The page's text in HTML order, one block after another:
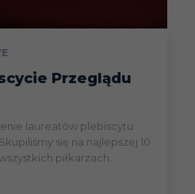
Przeglądu
laureatów plebiscytu
się na najlepszej 10
piłkarzach.